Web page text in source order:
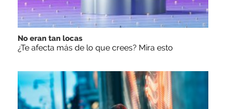
No eran tan locas
¿Te afecta más de lo que crees? Mira esto